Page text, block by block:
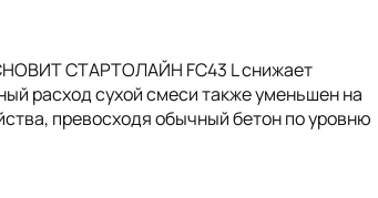
СТАРТОЛАЙН FC43 L снижает
расход сухой смеси также уменьшен на
превосходя обычный бетон по уровню